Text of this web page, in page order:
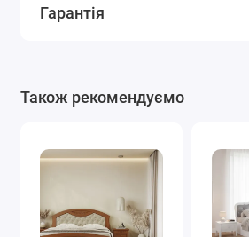
Гарантія
Також рекомендуємо